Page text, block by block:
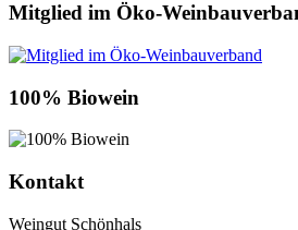
Mitglied im Öko-
100% Biowein
Kontakt
Weingut Schönhals